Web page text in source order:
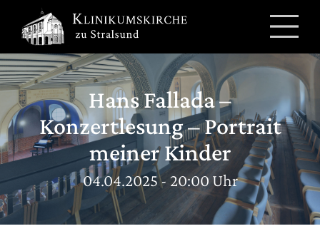
Inhalt
springen
Hans Fallada –
Konzertlesung – Portrait
meiner Kinder
04.04.2025 - 20:00 Uhr